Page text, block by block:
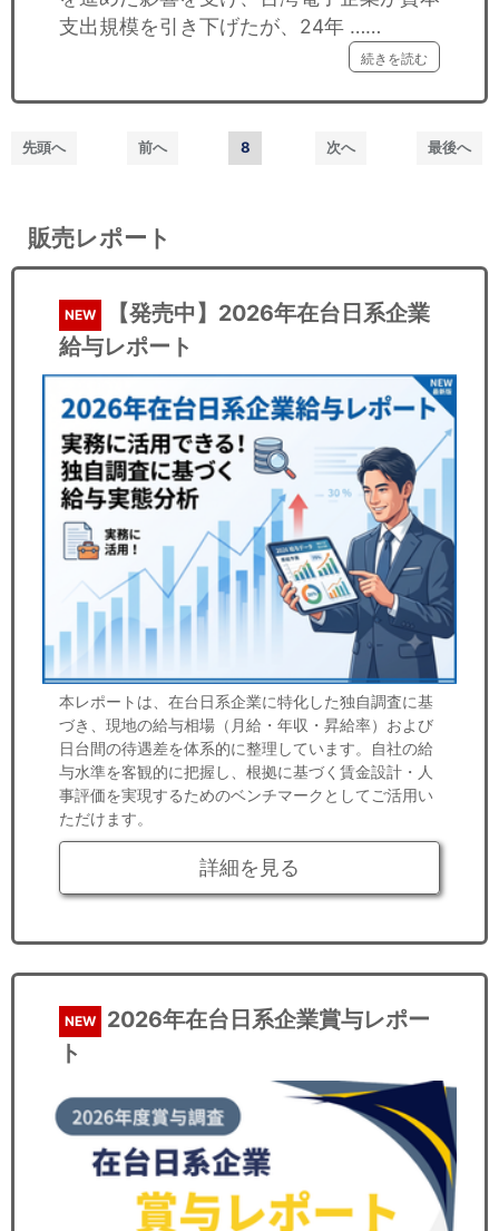
支出規模を引き下げたが、24年 ……
続きを読む
先頭へ 前へ 8 次へ 最後へ
販売レポート
NEW
【発売中】2026年在台日系企業
給与レポート
本レポートは、在台日系企業に特化した独自調査に基
づき、現地の給与相場（月給・年収・昇給率）および
日台間の待遇差を体系的に整理しています。自社の給
与水準を客観的に把握し、根拠に基づく賃金設計・人
事評価を実現するためのベンチマークとしてご活用い
ただけます。
詳細を見る
NEW
2026年在台日系企業賞与レポー
ト